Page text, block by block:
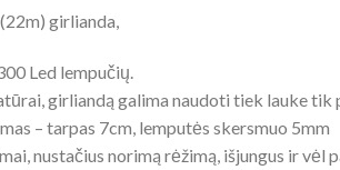
girlianda,
Led lempučių.
girliandą galima naudoti tiek lauke tik
– tarpas 7cm, lemputės skersmuo 5mm
nustačius norimą rėžimą, išjungus ir vėl